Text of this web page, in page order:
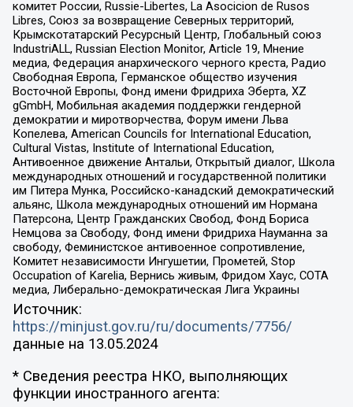
комитет России, Russie-Libertes, La Asocicion de Rusos
Libres, Союз за возвращение Северных территорий,
Крымскотатарский Ресурсный Центр, Глобальный союз
IndustriALL, Russian Election Monitor, Article 19, Мнение
медиа, Федерация анархического черного креста, Радио
Свободная Европа, Германское общество изучения
Восточной Европы, Фонд имени Фридриха Эберта, XZ
gGmbH, Мобильная академия поддержки гендерной
демократии и миротворчества, Форум имени Льва
Копелева, American Councils for International Education,
Cultural Vistas, Institute of International Education,
Антивоенное движение Антальи, Открытый диалог, Школа
международных отношений и государственной политики
им Питера Мунка, Российско-канадский демократический
альянс, Школа международных отношений им Нормана
Патерсона, Центр Гражданских Свобод, Фонд Бориса
Немцова за Свободу, Фонд имени Фридриха Науманна за
свободу, Феминистское антивоенное сопротивление,
Комитет независимости Ингушетии, Прометей, Stop
Occupation of Karelia, Вернись живым, Фридом Хаус, СОТА
медиа, Либерально-демократическая Лига Украины
Источник:
https://minjust.gov.ru/ru/documents/7756/
данные на 13.05.2024
* Сведения реестра НКО, выполняющих
функции иностранного агента: